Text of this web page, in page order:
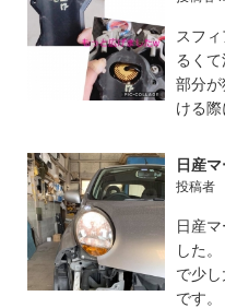
スフ
るく
部分
ける際
日産
投稿者
日産
した
で少
です。